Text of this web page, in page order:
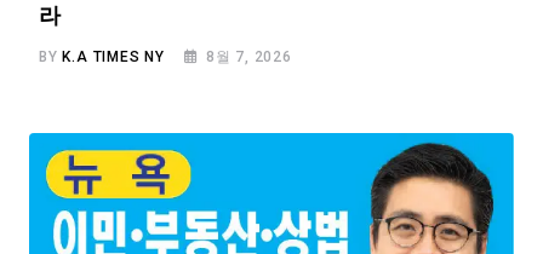
라
BYK.A TIMES NY 8월 7, 2026